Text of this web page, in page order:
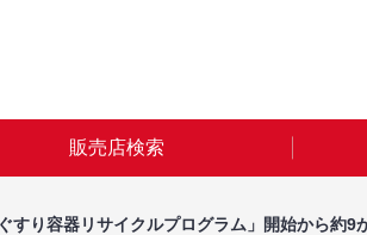
販売店検索
ぐすり容器リサイクルプログラム」開始から約